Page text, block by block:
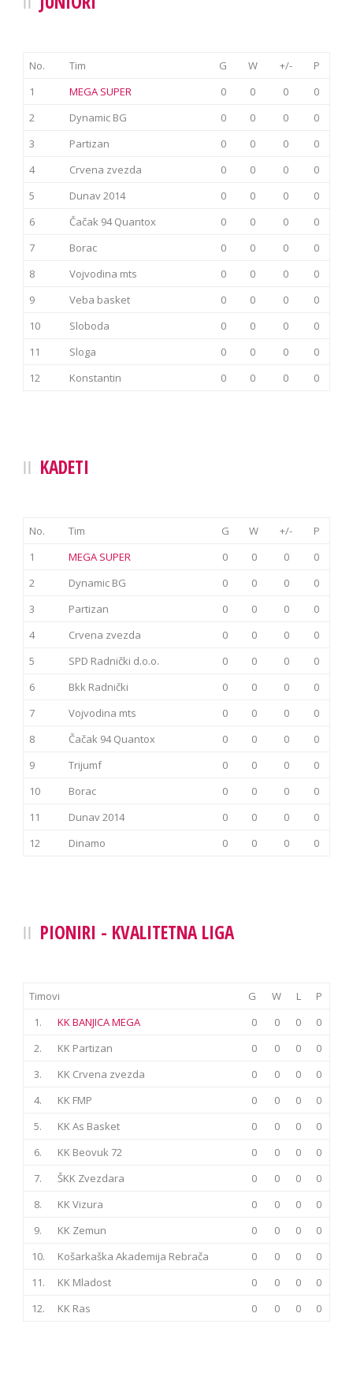
No. Tim G W +/-
P
1
MEGA SUPER 0 0 0
0
2
Dynamic BG 0 0 0
0
3
Partizan 0 0 0
0
4
Crvena zvezda 0 0 0
0
5
Dunav 2014 0 0 0
0
6
Čačak 94 Quantox 0 0 0
0
7
Borac 0 0 0
0
8
Vojvodina mts 0 0 0
0
9
Veba basket 0 0 0
0
10
Sloboda 0 0 0
0
11
Sloga 0 0 0
0
12
Konstantin 0 0 0 0
KADETI
No. Tim G W +/-
P
1
MEGA SUPER 0 0 0
0
2
Dynamic BG 0 0 0
0
3
Partizan 0 0 0
0
4
Crvena zvezda 0 0 0
0
5
SPD Radnički d.o.o. 0 0 0
0
6
Bkk Radnički 0 0 0
0
7
Vojvodina mts 0 0 0
0
8
Čačak 94 Quantox 0 0 0
0
9
Trijumf 0 0 0
0
10
Borac 0 0 0
0
11
Dunav 2014 0 0 0
0
12
Dinamo 0 0 0 0
PIONIRI - KVALITETNA LIGA
Timovi G W L
P
1.
KK BANJICA MEGA 0 0 0
0
2.
KK Partizan 0 0 0
0
3.
KK Crvena zvezda 0 0 0
0
4.
KK FMP 0 0 0
0
5.
KK As Basket 0 0 0
0
6.
KK Beovuk 72 0 0 0
0
7.
ŠKK Zvezdara 0 0 0
0
8.
KK Vizura 0 0 0
0
9.
KK Zemun 0 0 0
0
10.
Košarkaška Akademija Rebrača 0 0 0
0
11.
KK Mladost 0 0 0
0
12.
KK Ras 0 0 0 0